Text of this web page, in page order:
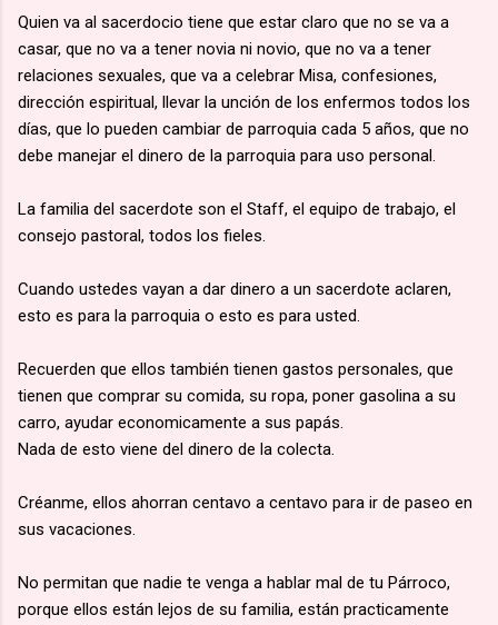
Quien va al sacerdocio tiene que estar claro que no se va a
casar, que no va a tener novia ni novio, que no va a tener
relaciones sexuales, que va a celebrar Misa, confesiones,
dirección espiritual, llevar la unción de los enfermos todos los
días, que lo pueden cambiar de parroquia cada 5 años, que no
debe manejar el dinero de la parroquia para uso personal.
La familia del sacerdote son el Staff, el equipo de trabajo, el
consejo pastoral, todos los fieles.
Cuando ustedes vayan a dar dinero a un sacerdote aclaren,
esto es para la parroquia o esto es para usted.
Recuerden que ellos también tienen gastos personales, que
tienen que comprar su comida, su ropa, poner gasolina a su
carro, ayudar economicamente a sus papás.
Nada de esto viene del dinero de la colecta.
Créanme, ellos ahorran centavo a centavo para ir de paseo en
sus vacaciones.
No permitan que nadie te venga a hablar mal de tu Párroco,
porque ellos están lejos de su familia, están practicamente